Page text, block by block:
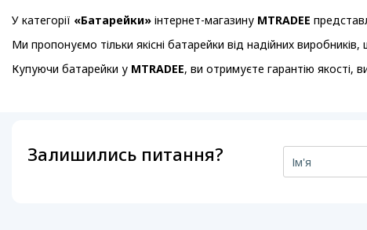
У категорії «Батарейки» інтернет-магазину MTRADEE
Ми пропонуємо тільки якісні батарейки від надійних
Купуючи батарейки у MTRADEE, ви отримуєте гарантію якості,
Залишились питання?